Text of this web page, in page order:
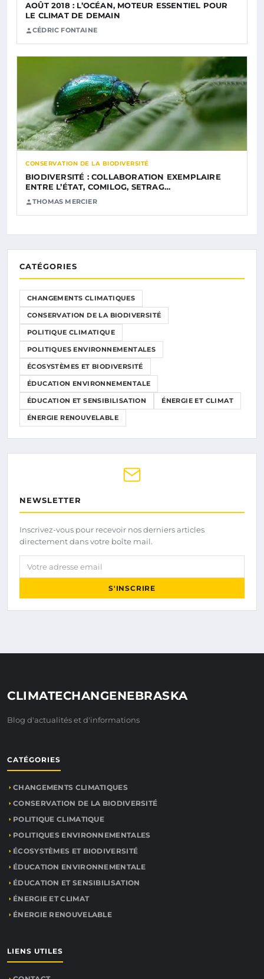
AOÛT 2018 : L’OCÉAN, MOTEUR ESSENTIEL POUR
LE CLIMAT DE DEMAIN
CÉDRIC FONTAINE
CONSERVATION DE LA BIODIVERSITÉ
BIODIVERSITÉ : COLLABORATION EXEMPLAIRE
ENTRE L’ÉTAT, COMILOG, SETRAG…
THOMAS MERCIER
CATÉGORIES
CHANGEMENTS CLIMATIQUES
CONSERVATION DE LA BIODIVERSITÉ
POLITIQUE CLIMATIQUE
POLITIQUES ENVIRONNEMENTALES
ÉCOSYSTÈMES ET BIODIVERSITÉ
ÉDUCATION ENVIRONNEMENTALE
ÉDUCATION ET SENSIBILISATION ÉNERGIE ET CLIMAT
ÉNERGIE RENOUVELABLE
NEWSLETTER
Inscrivez-vous pour recevoir nos derniers articles
directement dans votre boîte mail.
Votre adresse email
S'INSCRIRE
CLIMATECHANGENEBRASKA
Blog d'actualités et d'informations
CATÉGORIES
CHANGEMENTS CLIMATIQUES
CONSERVATION DE LA BIODIVERSITÉ
POLITIQUE CLIMATIQUE
POLITIQUES ENVIRONNEMENTALES
ÉCOSYSTÈMES ET BIODIVERSITÉ
ÉDUCATION ENVIRONNEMENTALE
ÉDUCATION ET SENSIBILISATION
ÉNERGIE ET CLIMAT
ÉNERGIE RENOUVELABLE
LIENS UTILES